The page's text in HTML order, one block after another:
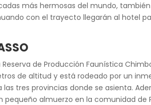
más hermosas del mundo,
con el trayecto llegarán al hotel
de Producción Faunística
de altitud y está rodeado por un
tres provincias donde se asienta.
almuerzo en la comunidad de